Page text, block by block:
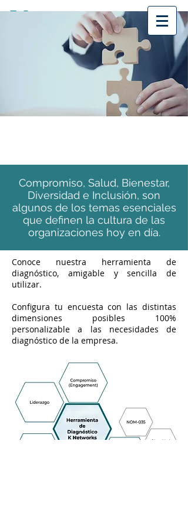
Compromiso, Salud, Bienestar,
Diversidad e Inclusión, son
algunos de los temas esenciales
que definen la cultura de las
organizaciones hoy en día.
Conoce nuestra herramienta de
diagnóstico, amigable y sencilla de
utilizar.
Configura tu encuesta con las distintas
dimensiones posibles 100%
personalizable a las necesidades de
diagnóstico de la empresa.